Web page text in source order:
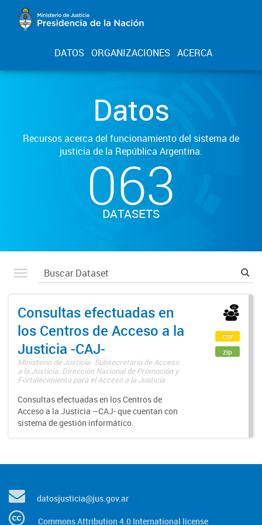
DATOS ORGANIZACIONES ACERCA
Datos
Recursos acerca del funcionamiento del sistema de
justicia de la República Argentina.
063
DATASETS
Consultas efectuadas en
los Centros de Acceso a la
Justicia -CAJ-
Ministerio de Justicia. Subsecretaría de Acceso
a la Justicia. Dirección Nacional de Promoción y
Fortalecimiento para el Acceso a la Justicia
Consultas efectuadas en los Centros de
Acceso a la Justicia –CAJ- que cuentan con
sistema de gestión informático.
csv
zip
datosjusticia@jus.gov.ar
Commons Attribution 4.0 International license